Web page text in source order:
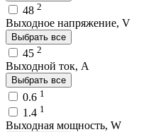
48 2
Выходное напряжение, V
Выбрать все
45 2
Выходной ток, A
Выбрать все
0.6 1
1.4 1
Выходная мощность, W